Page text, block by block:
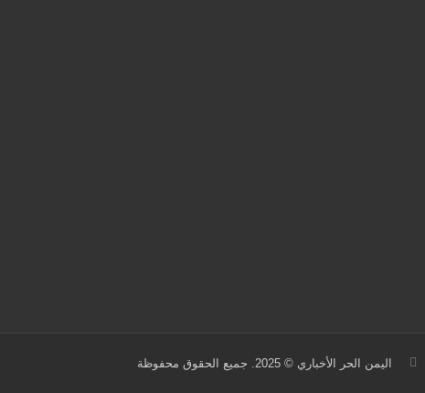
اليمن الحر الأخباري © 2025. جميع الحقوق محفوظة